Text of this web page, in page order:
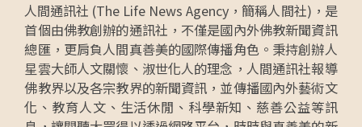
人間通訊社 (The Life News Agency，簡稱人間社)，是
首個由佛教創辦的通訊社，不僅是國內外佛教新聞資訊
總匯，更肩負人間真善美的國際傳播角色。秉持創辦人
星雲大師人文關懷、淑世化人的理念，人間通訊社報導
佛教界以及各宗教界的新聞資訊，並傳播國內外藝術文
化、教育人文、生活休閒、科學新知、慈善公益等訊